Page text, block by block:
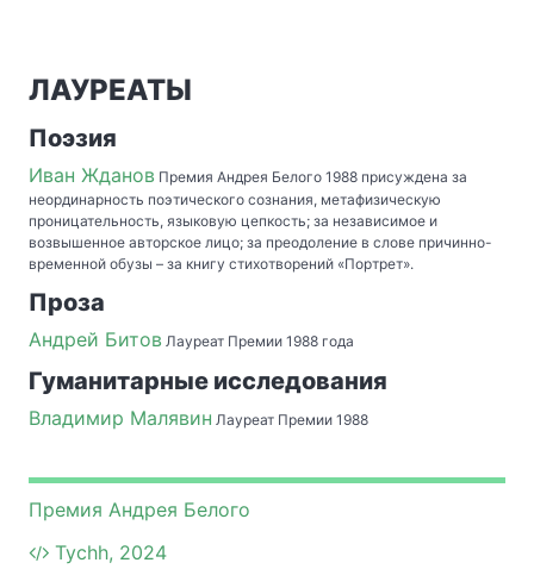
ЛАУРЕАТЫ
Поэзия
Иван Жданов Премия Андрея Белого 1988 присуждена за
неординарность поэтического сознания, метафизическую
проницательность, языковую цепкость; за независимое и
возвышенное авторское лицо; за преодоление в слове причинно-
временной обузы – за книгу стихотворений «Портрет».
Проза
Андрей Битов Лауреат Премии 1988 года
Гуманитарные исследования
Владимир Малявин Лауреат Премии 1988
Премия Андрея Белого
Tychh, 2024